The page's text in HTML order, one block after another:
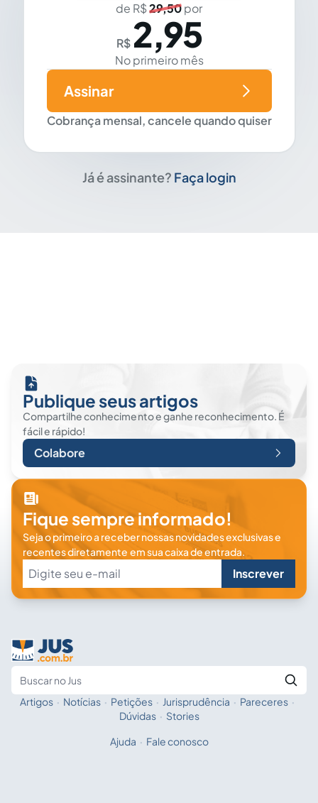
de R$29,50por
R$ 2,95
No primeiro mês
Cobrança mensal, cancele quando quiser
Assinar
Já é assinante? Faça login
Publique seus artigos
Compartilhe conhecimento e ganhe reconhecimento. É
fácil e rápido!
Colabore
Fique sempre informado!
Seja o primeiro a receber nossas novidades exclusivas e
recentes diretamente em sua caixa de entrada.
Inscrever
Fale com a IA
Artigos · Notícias · Petições · Jurisprudência · Pareceres ·
Dúvidas · Stories
Ajuda · Fale conosco